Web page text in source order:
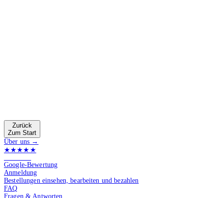
Zurück
Zum Start
Über uns →
★★★★★
Google-Bewertung
Anmeldung
Bestellungen einsehen, bearbeiten und bezahlen
FAQ
Fragen & Antworten